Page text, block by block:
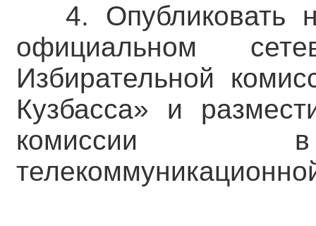
4. Опубликовать
официальном
Избирательной
Кузбасса» и
комиссии в